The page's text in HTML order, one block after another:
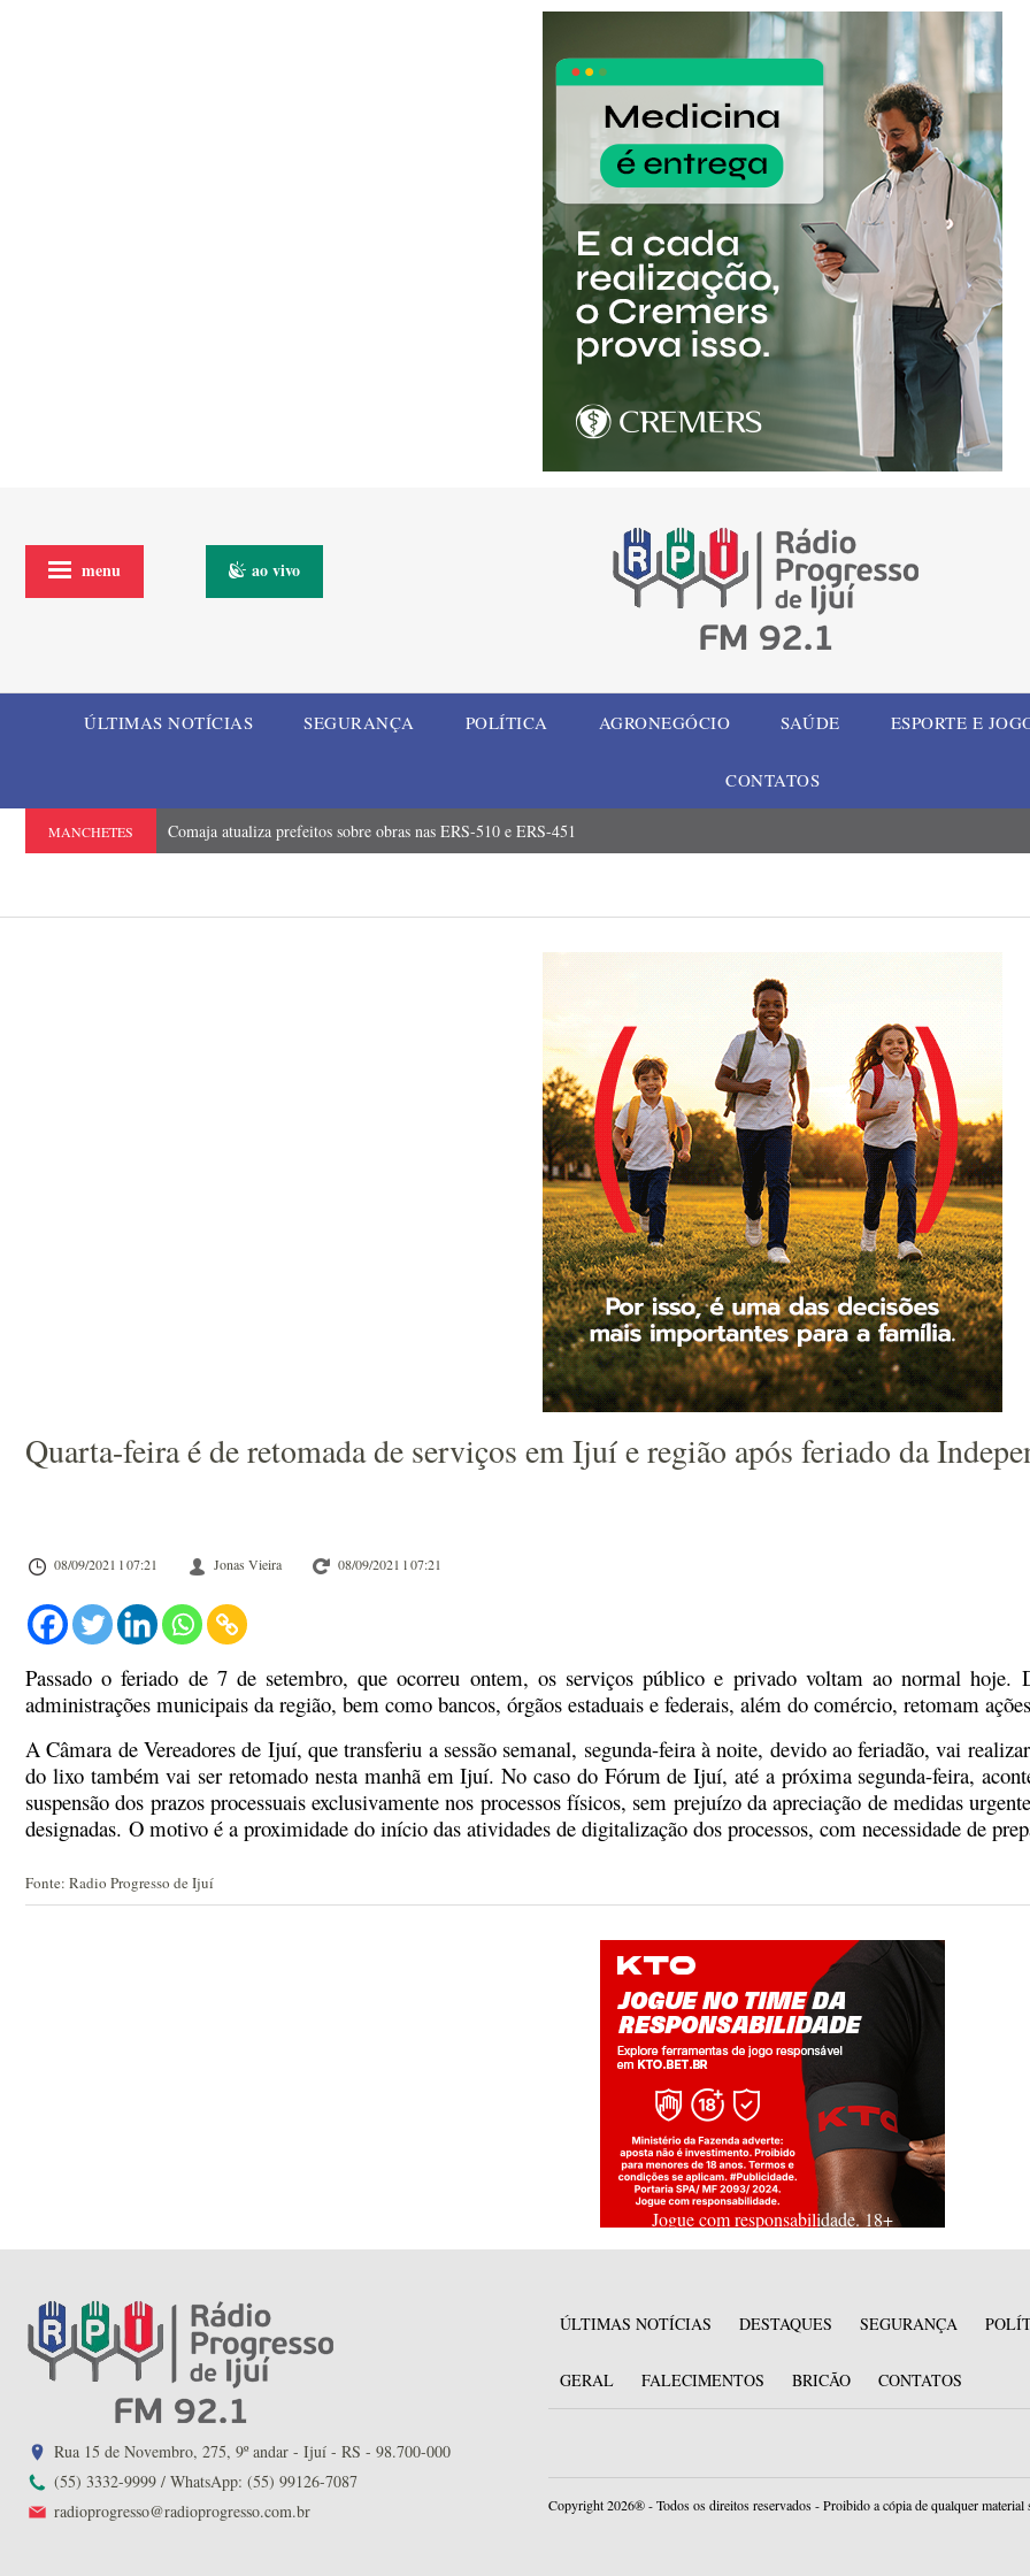
menu ao vivo
ÚLTIMAS NOTÍCIAS SEGURANÇA POLÍTICA AGRONEGÓCIO SAÚDE ESPORTE E
CONTATOS
MANCHETES Comaja atualiza prefeitos sobre obras nas ERS-510 e ERS-451
Quarta-feira é de retomada de serviços em Ijuí e região após feriado da
08/09/2021 l 07:21 Jonas Vieira 08/09/2021 l 07:21
Passado o feriado de 7 de setembro, que ocorreu ontem, os serviços público e privado voltam ao normal
administrações municipais da região, bem como bancos, órgãos estaduais e federais, além do comércio, retomam
A Câmara de Vereadores de Ijuí, que transferiu a sessão semanal, segunda-feira à noite, devido ao feriadão, vai
do lixo também vai ser retomado nesta manhã em Ijuí. No caso do Fórum de Ijuí, até a próxima segunda-feira,
suspensão dos prazos processuais exclusivamente nos processos físicos, sem prejuízo da apreciação de medidas
designadas. O motivo é a proximidade do início das atividades de digitalização dos processos, com necessidade de
Fonte: Radio Progresso de Ijuí
Jogue com responsabilidade. 18+
Rua 15 de Novembro, 275, 9º andar - Ijuí - RS - 98.700-000
(55) 3332-9999 / WhatsApp: (55) 99126-7087
radioprogresso@radioprogresso.com.br
ÚLTIMAS NOTÍCIAS DESTAQUES SEGURANÇA
GERAL FALECIMENTOS BRICÃO CONTATOS
Copyright 2026® - Todos os direitos reservados - Proibido a cópia de qualquer material